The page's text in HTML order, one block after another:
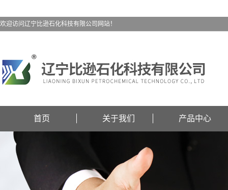
欢迎访问辽宁比逊石化科技有限公司网站！
首页 关于我们 产品中心